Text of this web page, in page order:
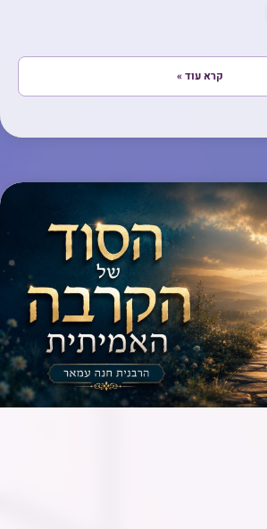
קרא עוד »